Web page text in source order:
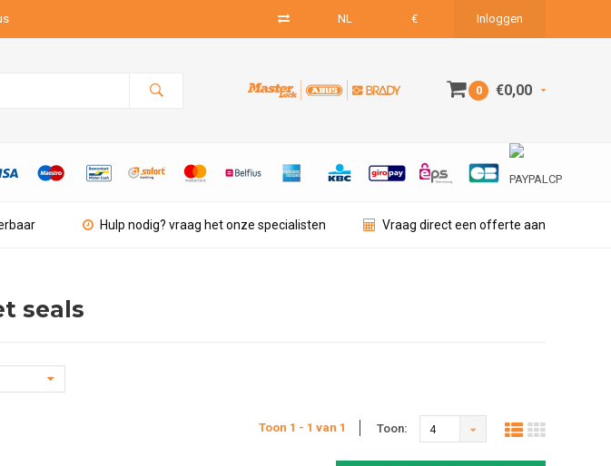
NL € Inloggen
0 €0,00
Hulp nodig? vraag het onze specialisten Vraag direct een offerte aan
seals
Toon 1 - 1 van 1 Toon: 4